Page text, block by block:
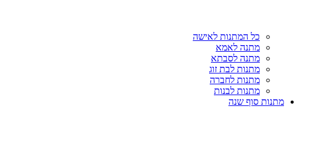
כל המתנות לאישה
מתנה לאמא
מתנה לסבתא
מתנות לבת זוג
מתנות לחברה
מתנות לבנות
מתנות סוף שנה